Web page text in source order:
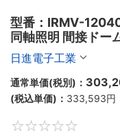
型番：IRMV-
同軸照明 間接ドー
日進電子工業
通常単価(税別)：
(税込単価)： 333,593円